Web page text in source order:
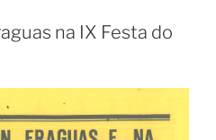
na IX Festa do